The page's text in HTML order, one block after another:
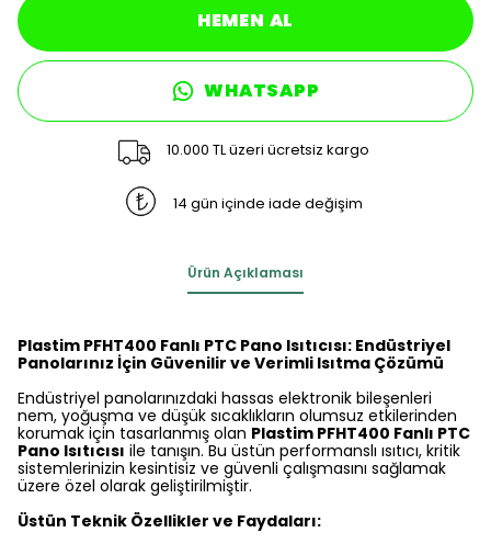
HEMEN AL
WHATSAPP
10.000 TL üzeri ücretsiz kargo
14 gün içinde iade değişim
Ürün Açıklaması
Plastim PFHT400 Fanlı PTC Pano Isıtıcısı: Endüstriyel
Panolarınız İçin Güvenilir ve Verimli Isıtma Çözümü
Endüstriyel panolarınızdaki hassas elektronik bileşenleri
nem, yoğuşma ve düşük sıcaklıkların olumsuz etkilerinden
korumak için tasarlanmış olan Plastim PFHT400 Fanlı PTC
Pano Isıtıcısı ile tanışın. Bu üstün performanslı ısıtıcı, kritik
sistemlerinizin kesintisiz ve güvenli çalışmasını sağlamak
üzere özel olarak geliştirilmiştir.
Üstün Teknik Özellikler ve Faydaları: